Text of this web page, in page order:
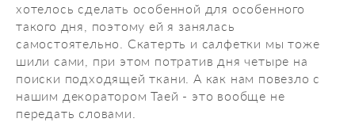
хотелось сделать особенной для особенного
такого дня, поэтому ей я занялась
самостоятельно. Скатерть и салфетки мы тоже
шили сами, при этом потратив дня четыре на
поиски подходящей ткани. А как нам повезло с
нашим декоратором Таей - это вообще не
передать словами.